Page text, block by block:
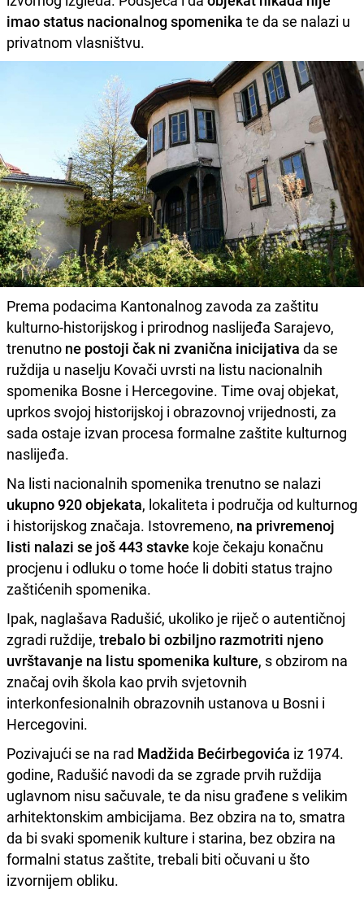
imao status nacionalnog spomenika te da se nalazi u
privatnom vlasništvu.
Prema podacima Kantonalnog zavoda za zaštitu
kulturno-historijskog i prirodnog naslijeđa Sarajevo,
trenutno ne postoji čak ni zvanična inicijativa da se
ruždija u naselju Kovači uvrsti na listu nacionalnih
spomenika Bosne i Hercegovine. Time ovaj objekat,
uprkos svojoj historijskoj i obrazovnoj vrijednosti, za
sada ostaje izvan procesa formalne zaštite kulturnog
naslijeđa.
Na listi nacionalnih spomenika trenutno se nalazi
ukupno 920 objekata, lokaliteta i područja od kulturnog
i historijskog značaja. Istovremeno, na privremenoj
listi nalazi se još 443 stavke koje čekaju konačnu
procjenu i odluku o tome hoće li dobiti status trajno
zaštićenih spomenika.
Ipak, naglašava Radušić, ukoliko je riječ o autentičnoj
zgradi ruždije, trebalo bi ozbiljno razmotriti njeno
uvrštavanje na listu spomenika kulture, s obzirom na
značaj ovih škola kao prvih svjetovnih
interkonfesionalnih obrazovnih ustanova u Bosni i
Hercegovini.
Pozivajući se na rad Madžida Bećirbegovića iz 1974.
godine, Radušić navodi da se zgrade prvih ruždija
uglavnom nisu sačuvale, te da nisu građene s velikim
arhitektonskim ambicijama. Bez obzira na to, smatra
da bi svaki spomenik kulture i starina, bez obzira na
formalni status zaštite, trebali biti očuvani u što
izvornijem obliku.